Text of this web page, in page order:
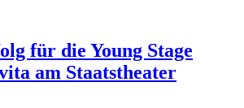
für die Young Stage
am Staatstheater